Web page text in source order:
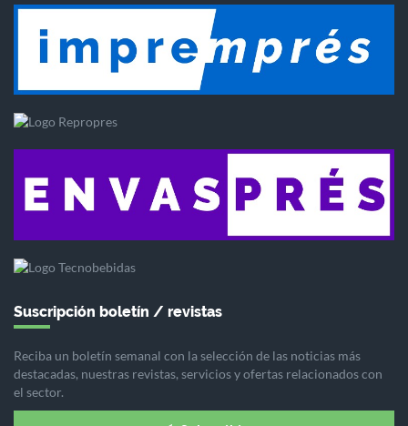
Suscripción boletín / revistas
Reciba un boletín semanal con la selección de las noticias más
destacadas, nuestras revistas, servicios y ofertas relacionados con
el sector.